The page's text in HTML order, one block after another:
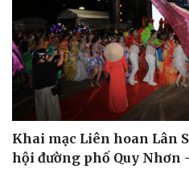
Du lịch
Tư vấn
Săn Tour
Khai mạc Liên hoan Lân
hội đường phố Quy Nhơn